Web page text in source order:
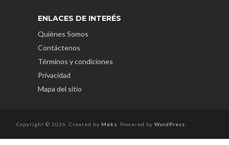
ENLACES DE INTERÉS
Quiénes Somos
Contáctenos
Términos y condiciones
Privacidad
Mapa del sitio
Copyright © 2026. Created by Meks . Powered by WordPress